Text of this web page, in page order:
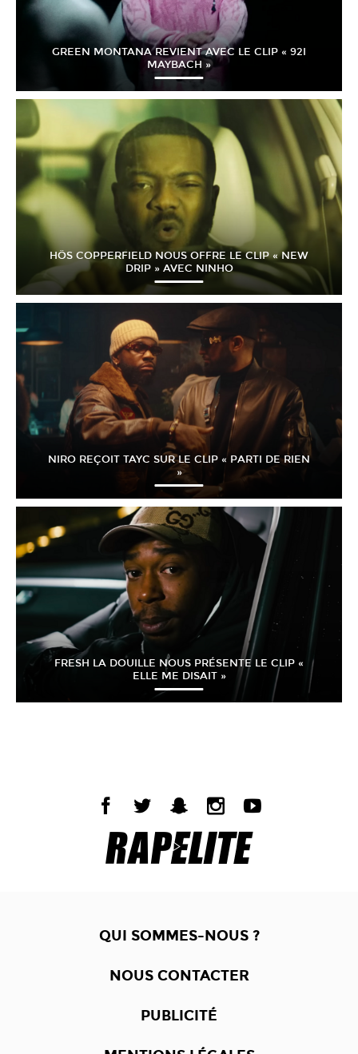
GREEN MONTANA REVIENT AVEC LE CLIP « 92I
MAYBACH »
HÖS COPPERFIELD NOUS OFFRE LE CLIP « NEW
DRIP » AVEC NINHO
NIRO REÇOIT TAYC SUR LE CLIP « PARTI DE RIEN
»
FRESH LA DOUILLE NOUS PRÉSENTE LE CLIP «
ELLE ME DISAIT »
QUI SOMMES-NOUS ?
NOUS CONTACTER
PUBLICITÉ